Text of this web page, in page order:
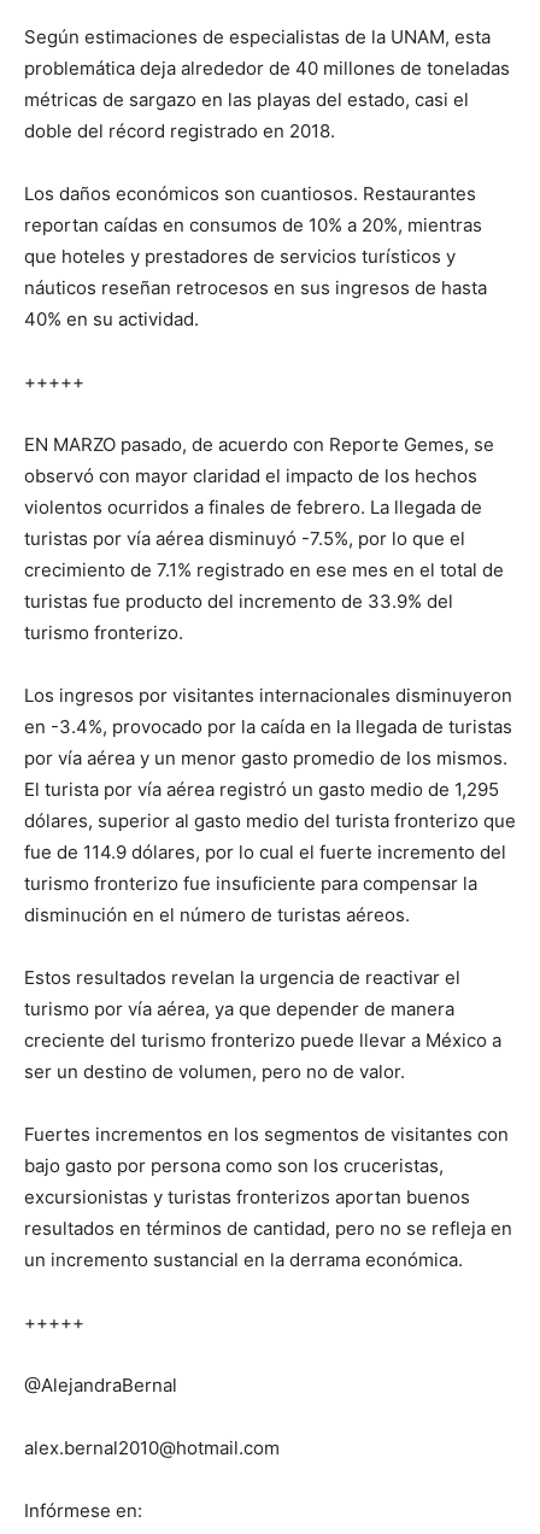
Según estimaciones de especialistas de la UNAM, esta
problemática deja alrededor de 40 millones de toneladas
métricas de sargazo en las playas del estado, casi el
doble del récord registrado en 2018.
Los daños económicos son cuantiosos. Restaurantes
reportan caídas en consumos de 10% a 20%, mientras
que hoteles y prestadores de servicios turísticos y
náuticos reseñan retrocesos en sus ingresos de hasta
40% en su actividad.
+++++
EN MARZO pasado, de acuerdo con Reporte Gemes, se
observó con mayor claridad el impacto de los hechos
violentos ocurridos a finales de febrero. La llegada de
turistas por vía aérea disminuyó -7.5%, por lo que el
crecimiento de 7.1% registrado en ese mes en el total de
turistas fue producto del incremento de 33.9% del
turismo fronterizo.
Los ingresos por visitantes internacionales disminuyeron
en -3.4%, provocado por la caída en la llegada de turistas
por vía aérea y un menor gasto promedio de los mismos.
El turista por vía aérea registró un gasto medio de 1,295
dólares, superior al gasto medio del turista fronterizo que
fue de 114.9 dólares, por lo cual el fuerte incremento del
turismo fronterizo fue insuficiente para compensar la
disminución en el número de turistas aéreos.
Estos resultados revelan la urgencia de reactivar el
turismo por vía aérea, ya que depender de manera
creciente del turismo fronterizo puede llevar a México a
ser un destino de volumen, pero no de valor.
Fuertes incrementos en los segmentos de visitantes con
bajo gasto por persona como son los cruceristas,
excursionistas y turistas fronterizos aportan buenos
resultados en términos de cantidad, pero no se refleja en
un incremento sustancial en la derrama económica.
+++++
@AlejandraBernal
alex.bernal2010@hotmail.com
Infórmese en: